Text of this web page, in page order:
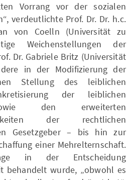
Vorrang vor der sozialen
verdeutlichte Prof. Dr. Dr. h.c.
von Coelln (Universität zu
Weichenstellungen der
Dr. Gabriele Britz (Universität
in der Modifizierung der
Stellung des leiblichen
der leiblichen
den erweiterten
der rechtlichen
Gesetzgeber – bis hin zur
einer Mehrelternschaft.
in der Entscheidung
behandelt wurde, „obwohl es